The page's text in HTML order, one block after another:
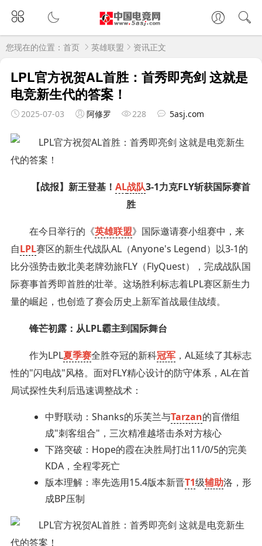
您现在的位置： 首页 英雄联盟 资讯正文
LPL官方祝贺AL首胜：首秀即亮剑 这就是
电竞新生代的答案！
2025-07-03 阿修罗 228 5asj.com
【战报】新王登基！ AL战队3-1力克FLY斩获国际赛首
胜
在今日举行的《英雄联盟》国际邀请赛小组赛中，来
自LPL赛区的新生代战队AL（Anyone's Legend）以3-1的
比分强势击败北美老牌劲旅FLY（FlyQuest），完成战队国
际赛事首秀即首胜的壮举。这场胜利标志着LPL赛区新生力
量的崛起，也创造了赛会历史上新军首战最佳战绩。
锋芒初露：从LPL霸主到国际舞台
作为LPL夏季赛全胜夺冠的新科冠军，AL延续了其标志
性的"闪电战"风格。面对FLY精心设计的防守体系，AL在首
局试探性失利后迅速调整战术：
中野联动：Shanks的乐芙兰与Tarzan的盲僧组
成"刺客组合"，三次精准越塔击杀对方核心
下路突破：Hope的霞在决胜局打出11/0/5的完美
KDA，全程零死亡
版本理解：率先选用15.4版本新晋T1级辅助洛，形
成BP压制